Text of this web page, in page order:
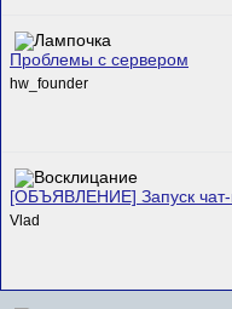
Проблемы с сервером
hw_founder
[ОБЪЯВЛЕНИЕ] Запуск чат-
Vlad